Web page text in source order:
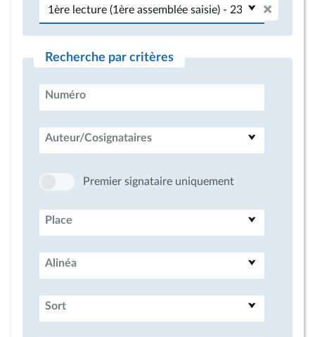
Recherche par critères
Numéro
Auteur/Cosignataires
Premier signataire uniquement
Place
Alinéa
Sort